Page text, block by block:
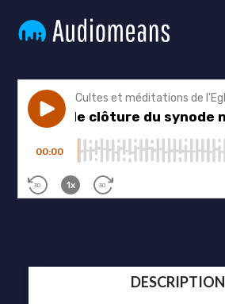
DESCRIPTION